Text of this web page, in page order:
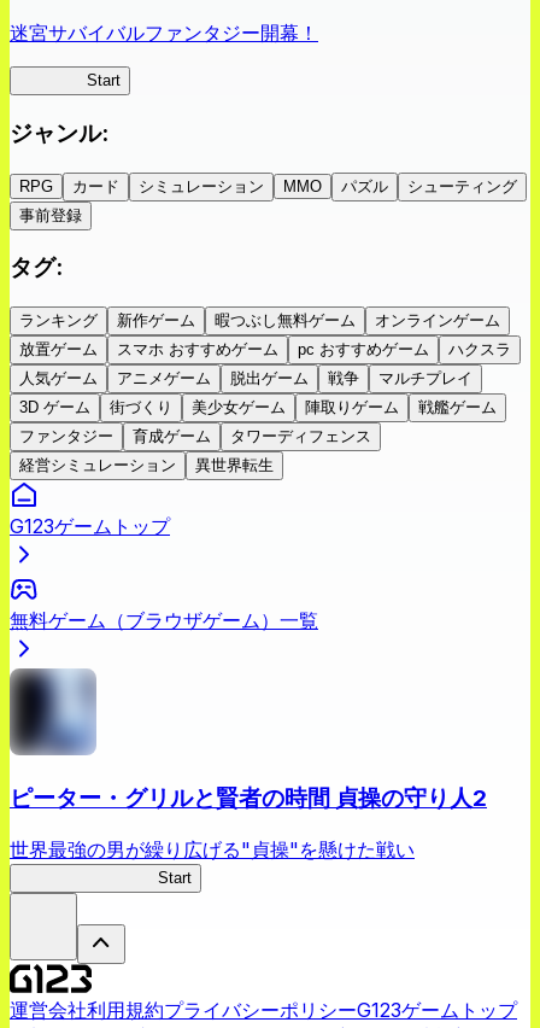
迷宮サバイバルファンタジー開幕！
Start
ジャンル:
RPG カード シミュレーション MMO パズル
シューティング
事前登録
タグ:
ランキング 新作ゲーム 暇つぶし無料ゲーム
オンラインゲーム
放置ゲーム
スマホ おすすめゲーム pc おすすめゲーム
ハクスラ
人気ゲーム
アニメゲーム 脱出ゲーム 戦争
マルチプレイ
3D ゲーム
街づくり 美少女ゲーム 陣取りゲーム
戦艦ゲーム
ファンタジー
育成ゲーム
タワーディフェンス
経営シミュレーション
異世界転生
G123ゲームトップ
無料ゲーム（ブラウザゲーム）一覧
ピーター・グリルと賢者の時間 貞操の守り人2
世界最強の男が繰り広げる"貞操"を懸けた戦い
Start
運営会社利用規約プライバシーポリシーG123ゲームトップ